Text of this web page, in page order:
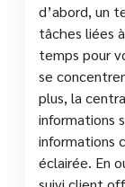
d’abord, un
tâches liées
temps pour
se
plus, la
informations
informations
éclairée. En